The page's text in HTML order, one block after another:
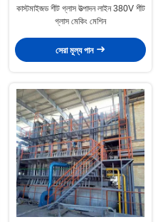
কাস্টমাইজড শীট গ্লাস উত্পাদন লাইন 380V শীট
গ্লাস মেকিং মেশিন
সেরা মূল্য পান